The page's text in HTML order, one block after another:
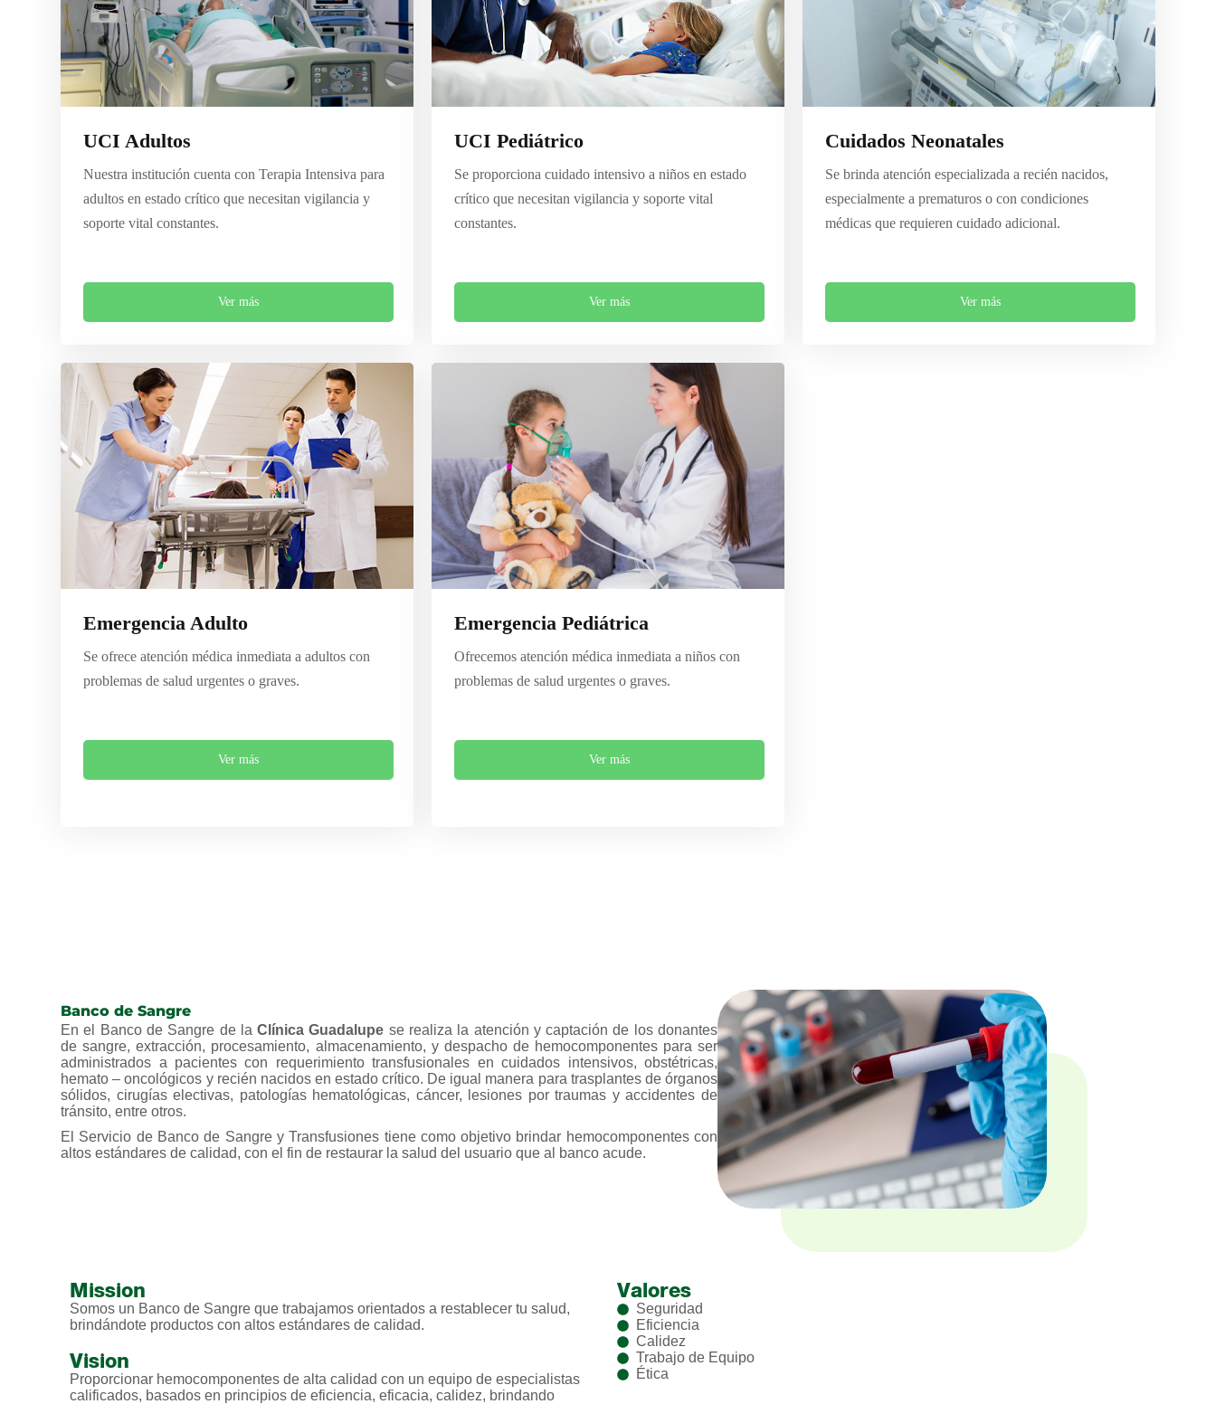
UCI Adultos
Nuestra institución cuenta con Terapia Intensiva para
adultos en estado crítico que necesitan vigilancia y
soporte vital constantes.
Ver más
UCI Pediátrico
Se proporciona cuidado intensivo a niños en estado
crítico que necesitan vigilancia y soporte vital
constantes.
Ver más
Cuidados Neonatales
Se brinda atención especializada a recién nacidos,
especialmente a prematuros o con condiciones
médicas que requieren cuidado adicional.
Ver más
Emergencia Adulto
Se ofrece atención médica inmediata a adultos con
problemas de salud urgentes o graves.
Ver más
Emergencia Pediátrica
Ofrecemos atención médica inmediata a niños con
problemas de salud urgentes o graves.
Ver más
Banco de Sangre
En el Banco de Sangre de laClínica Guadalupe se realiza la atención y captación de los donantes
de sangre, extracción, procesamiento, almacenamiento, y despacho de hemocomponentes para ser
administrados a pacientes con requerimiento transfusionales en cuidados intensivos, obstétricas,
hemato – oncológicos y recién nacidos en estado crítico. De igual manera para trasplantes de órganos
sólidos, cirugías electivas, patologías hematológicas, cáncer, lesiones por traumas y accidentes de
tránsito, entre otros.
El Servicio de Banco de Sangre y Transfusiones tiene como objetivo brindar hemocomponentes con
altos estándares de calidad, con el fin de restaurar la salud del usuario que al banco acude.
Mission
Somos un Banco de Sangre que trabajamos orientados a restablecer tu salud,
brindándote productos con altos estándares de calidad.
Vision
Proporcionar hemocomponentes de alta calidad con un equipo de especialistas
calificados, basados en principios de eficiencia, eficacia, calidez, brindando
Valores
Seguridad
Eficiencia
Calidez
Trabajo de Equipo
Ética